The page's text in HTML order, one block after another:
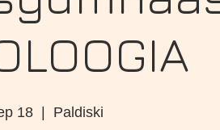
18
  |
Paldiski